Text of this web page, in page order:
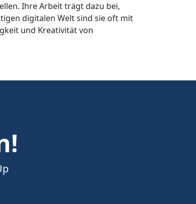
Ihre Arbeit trägt dazu bei,
digitalen Welt sind sie oft mit
und Kreativität von